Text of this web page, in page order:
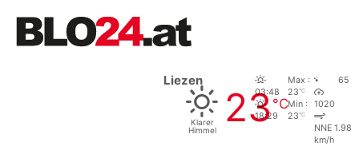
Liezen
Klarer
Himmel
23°C
03:48
18:29
Max :
23°C
Min :
23°C
65
1020
NNE 1.98
km/h